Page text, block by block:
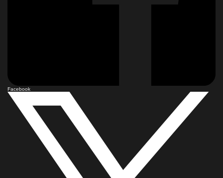
Facebook